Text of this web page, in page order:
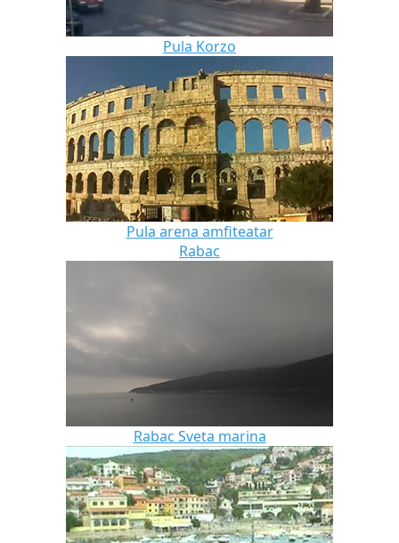
Pula Korzo
Pula arena amfiteatar
Rabac
Rabac Sveta marina